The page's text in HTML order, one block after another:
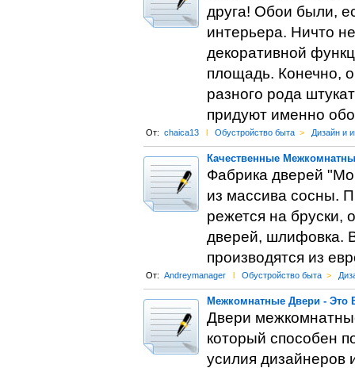
друга! Обои были,
интерьера. Ничто
декоративной
площадь. Конечно,
разного рода
придуют именно
От: chaica13 l Обустройство быта > Дизайн и
Качественные
Фабрика дверей
из массива сосны.
режется на бруски,
дверей, шлифовка.
производятся из
От: Andreymanager l Обустройство быта >
Межкомнатные Двери - Это
Двери
который способен
усилия дизайнеров